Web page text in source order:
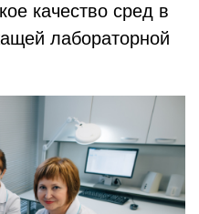
качество сред в
лабораторной